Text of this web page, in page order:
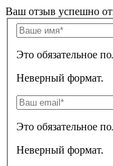
Ваш отзыв успешно
Это обязательное
Неверный формат.
Это обязательное
Неверный формат.